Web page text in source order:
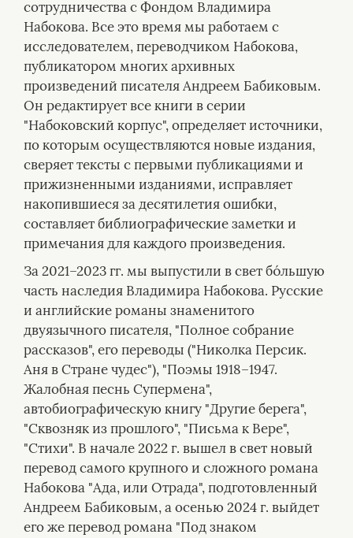
сотрудничества с Фондом Владимира
Набокова. Все это время мы работаем с
исследователем, переводчиком Набокова,
публикатором многих архивных
произведений писателя Андреем Бабиковым.
Он редактирует все книги в серии
"Набоковский корпус", определяет источники,
по которым осуществляются новые издания,
сверяет тексты с первыми публикациями и
прижизненными изданиями, исправляет
накопившиеся за десятилетия ошибки,
составляет библиографические заметки и
примечания для каждого произведения.
За 2021–2023 гг. мы выпустили в свет бóльшую
часть наследия Владимира Набокова. Русские
и английские романы знаменитого
двуязычного писателя, "Полное собрание
рассказов", его переводы ("Николка Персик.
Аня в Стране чудес"), "Поэмы 1918–1947.
Жалобная песнь Супермена",
автобиографическую книгу "Другие берега",
"Сквозняк из прошлого", "Письма к Вере",
"Стихи". В начале 2022 г. вышел в свет новый
перевод самого крупного и сложного романа
Набокова "Ада, или Отрада", подготовленный
Андреем Бабиковым, а осенью 2024 г. выйдет
его же перевод романа "Под знаком